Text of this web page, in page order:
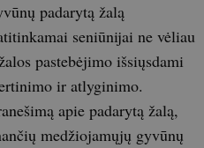
padarytą žalą
seniūnijai ne vėliau
pastebėjimo išsiųsdami
ir atlyginimo.
apie padarytą žalą,
medžiojamųjų gyvūnų